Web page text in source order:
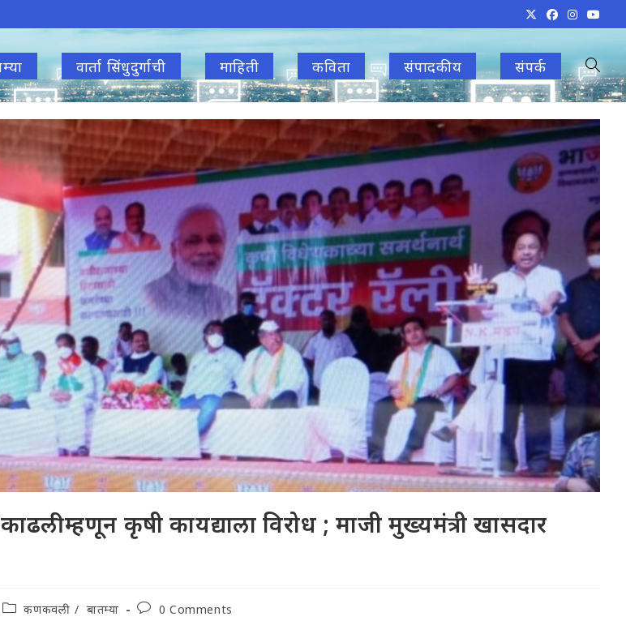
वार्ता सिंधुदुर्गाची माहिती कविता संपादकीय संपर्क Toggle
website
search
म्हणून कृषी कायद्याला विरोध ; माजी मुख्यमंत्री खासदार
Postकणकवली / बातम्या
Post0 Comments